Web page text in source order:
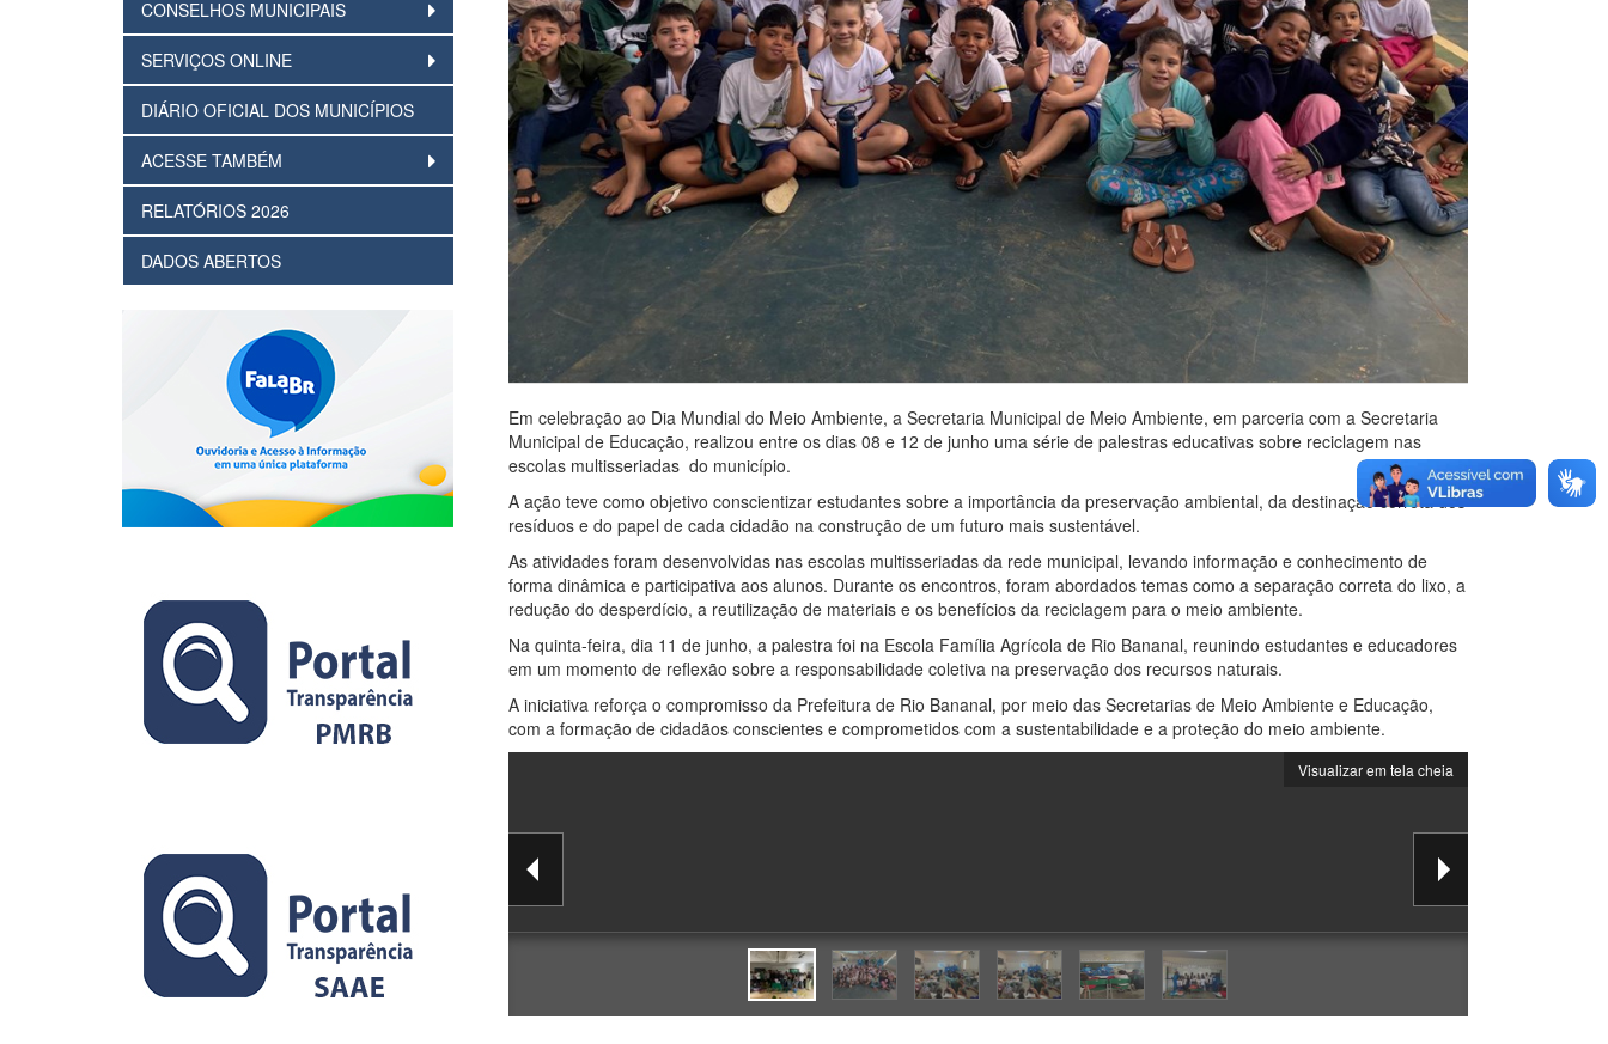
CONSELHOS MUNICIPAIS
SERVIÇOS ONLINE
DIÁRIO OFICIAL DOS MUNICÍPIOS
ACESSE TAMBÉM
RELATÓRIOS 2026
DADOS ABERTOS
Em celebração ao Dia Mundial do Meio Ambiente, a Secretaria Municipal de Meio Ambiente, em parceria com a Secretaria
Municipal de Educação, realizou entre os dias 08 e 12 de junho uma série de palestras educativas sobre reciclagem nas
escolas multisseriadas do município.
A ação teve como objetivo conscientizar estudantes sobre a importância da preservação ambiental, da destinação correta dos
resíduos e do papel de cada cidadão na construção de um futuro mais sustentável.
As atividades foram desenvolvidas nas escolas multisseriadas da rede municipal, levando informação e conhecimento de
forma dinâmica e participativa aos alunos. Durante os encontros, foram abordados temas como a separação correta do lixo, a
redução do desperdício, a reutilização de materiais e os benefícios da reciclagem para o meio ambiente.
Na quinta-feira, dia 11 de junho, a palestra foi na Escola Família Agrícola de Rio Bananal, reunindo estudantes e educadores
em um momento de reflexão sobre a responsabilidade coletiva na preservação dos recursos naturais.
A iniciativa reforça o compromisso da Prefeitura de Rio Bananal, por meio das Secretarias de Meio Ambiente e Educação,
com a formação de cidadãos conscientes e comprometidos com a sustentabilidade e a proteção do meio ambiente.
Visualizar em tela cheia